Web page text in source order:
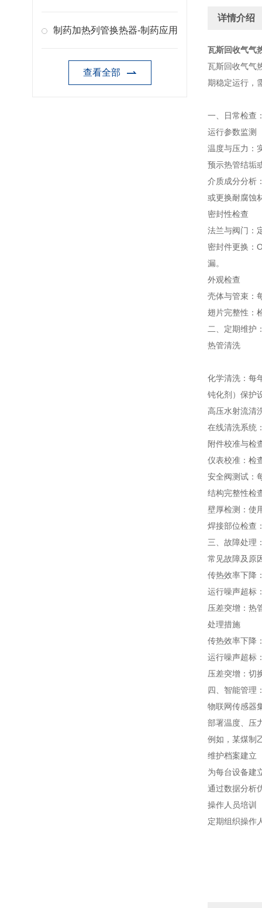
制药加热列管换热器-制药应用
查看全部
详情介绍
瓦斯回收气气
瓦斯回收气气
期稳定运行，
一、日常检查
运行参数监测
温度与压力：
预示热管结垢
介质成分分析
或更换耐腐蚀
密封性检查
法兰与阀门：
密封件更换：
漏。
外观检查
壳体与管束：
翅片完整性：
二、定期维护
热管清洗
化学清洗：每
钝化剂）保护
高压水射流清
在线清洗系统
附件校准与检
仪表校准：检
安全阀测试：
结构完整性检
壁厚检测：使
焊接部位检查
三、故障处理
常见故障及原
传热效率下降
运行噪声超标
压差突增：热
处理措施
传热效率下降
运行噪声超标
压差突增：切
四、智能管理
物联网传感器
部署温度、压
例如，某煤制
维护档案建立
为每台设备建
通过数据分析
操作人员培训
定期组织操作